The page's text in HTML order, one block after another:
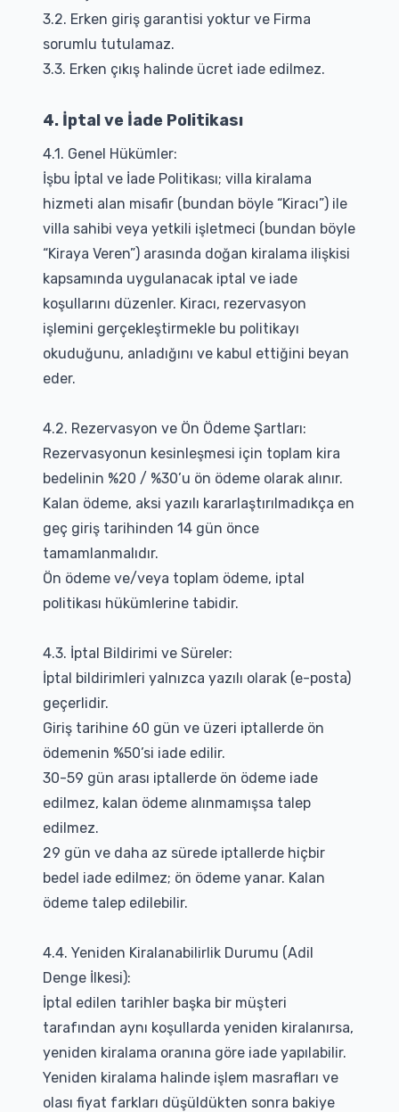
3.2. Erken giriş garantisi yoktur ve Firma
sorumlu tutulamaz.
3.3. Erken çıkış halinde ücret iade edilmez.
4. İptal ve İade Politikası
4.1. Genel Hükümler:
İşbu İptal ve İade Politikası; villa kiralama
hizmeti alan misafir (bundan böyle “Kiracı”) ile
villa sahibi veya yetkili işletmeci (bundan böyle
“Kiraya Veren”) arasında doğan kiralama ilişkisi
kapsamında uygulanacak iptal ve iade
koşullarını düzenler. Kiracı, rezervasyon
işlemini gerçekleştirmekle bu politikayı
okuduğunu, anladığını ve kabul ettiğini beyan
eder.
4.2. Rezervasyon ve Ön Ödeme Şartları:
Rezervasyonun kesinleşmesi için toplam kira
bedelinin %20 / %30’u ön ödeme olarak alınır.
Kalan ödeme, aksi yazılı kararlaştırılmadıkça en
geç giriş tarihinden 14 gün önce
tamamlanmalıdır.
Ön ödeme ve/veya toplam ödeme, iptal
politikası hükümlerine tabidir.
4.3. İptal Bildirimi ve Süreler:
İptal bildirimleri yalnızca yazılı olarak (e-posta)
geçerlidir.
Giriş tarihine 60 gün ve üzeri iptallerde ön
ödemenin %50’si iade edilir.
30-59 gün arası iptallerde ön ödeme iade
edilmez, kalan ödeme alınmamışsa talep
edilmez.
29 gün ve daha az sürede iptallerde hiçbir
bedel iade edilmez; ön ödeme yanar. Kalan
ödeme talep edilebilir.
4.4. Yeniden Kiralanabilirlik Durumu (Adil
Denge İlkesi):
İptal edilen tarihler başka bir müşteri
tarafından aynı koşullarda yeniden kiralanırsa,
yeniden kiralama oranına göre iade yapılabilir.
Yeniden kiralama halinde işlem masrafları ve
olası fiyat farkları düşüldükten sonra bakiye